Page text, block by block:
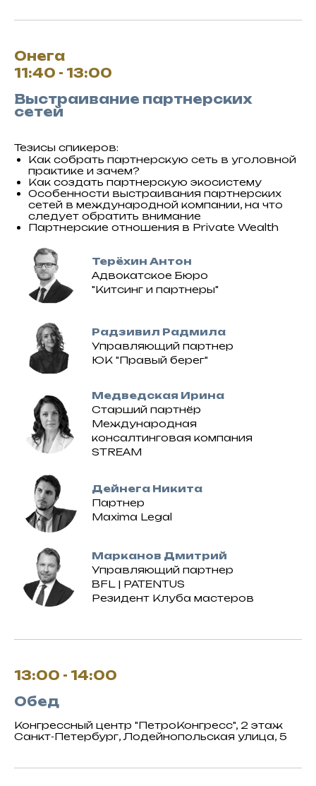
Онега
11:40 - 13:00
Выстраивание партнерских
сетей
Тезисы спикеров:
Как собрать партнерскую сеть в уголовной
практике и зачем?
Как создать партнерскую экосистему
Особенности выстраивания партнерских
сетей в международной компании, на что
следует обратить внимание
Партнерские отношения в Private Wealth
Терёхин Антон
Адвокатское Бюро
"Китсинг и партнеры"
Радзивил Радмила
Управляющий партнер
ЮК "Правый берег"
Медведская Ирина
Старший партнёр
Международная
консалтинговая компания
STREAM
Дейнега Никита
Партнер
Maxima Legal
Марканов Дмитрий
Управляющий партнер
BFL | PATENTUS
Резидент Клуба мастеров
13:00 - 14:00
Обед
Конгрессный центр "ПетроКонгресс", 2 этаж
Санкт-Петербург, Лодейнопольская улица, 5